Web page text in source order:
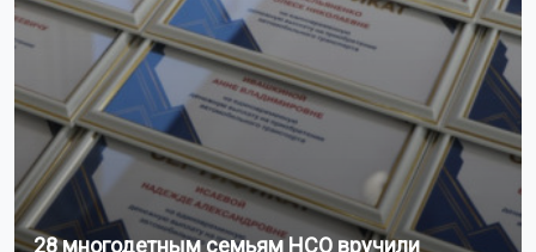
28 многодетным семьям НСО вручили